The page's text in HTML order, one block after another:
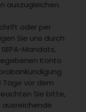
auszugleichen.
oder per
Sie uns durch
Mandats,
Konto
vor dem
Sie bitte,